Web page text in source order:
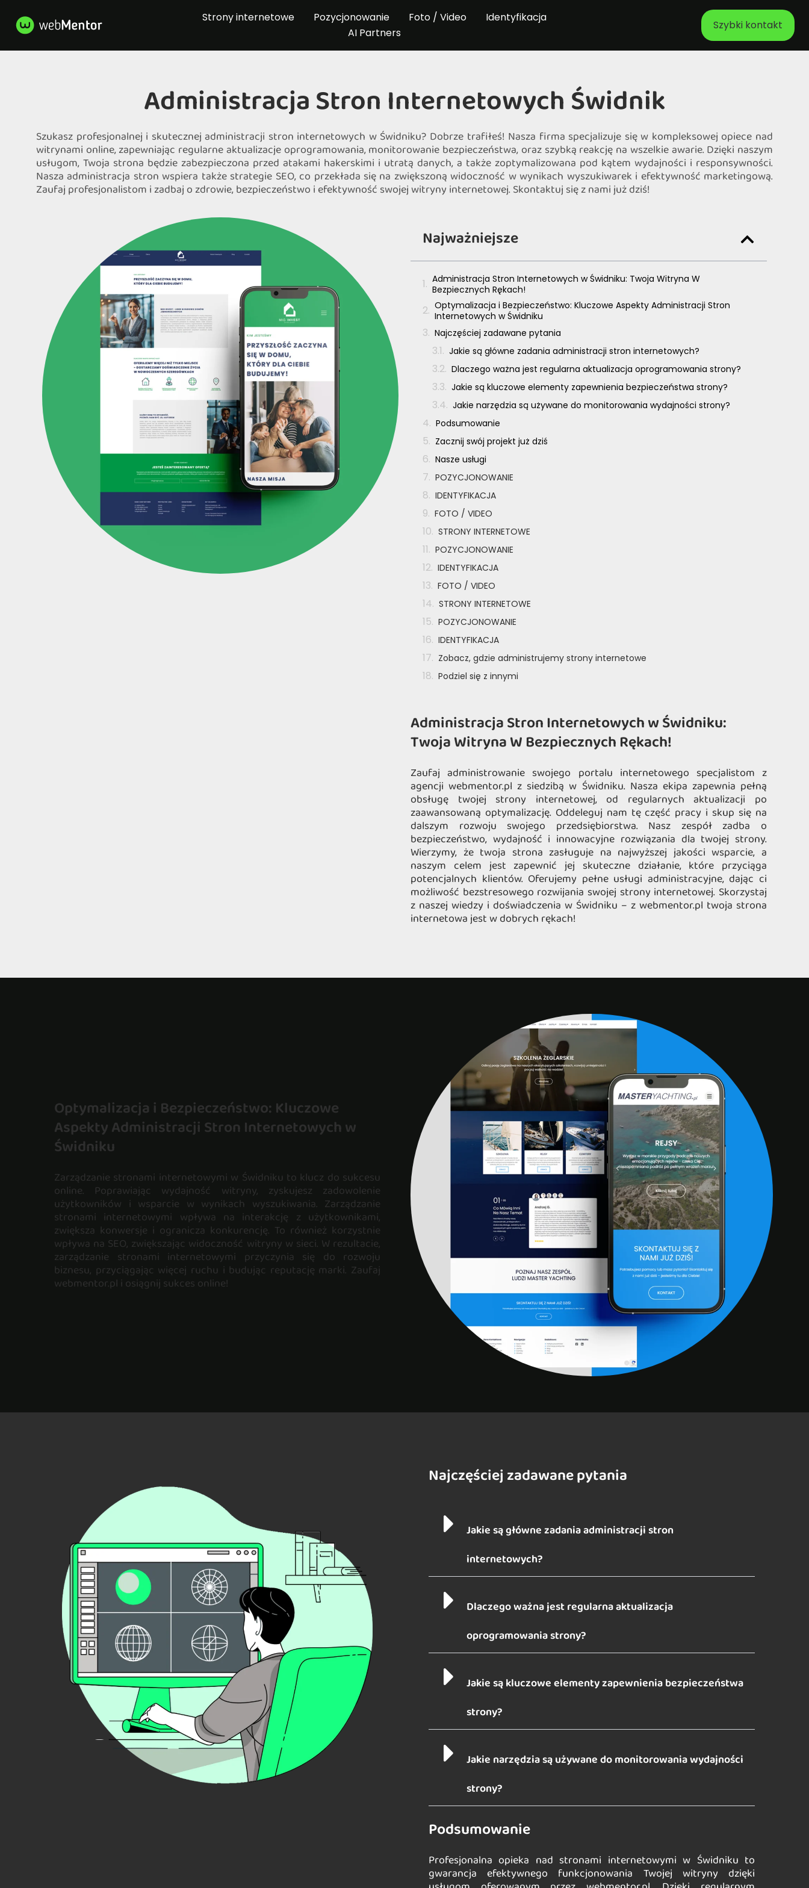
Strony internetowe Pozycjonowanie Foto / Video
Identyfikacja
AI Partners
Szybki kontakt
Administracja Stron Internetowych Świdnik
Szukasz profesjonalnej i skutecznej administracji stron internetowych w Świdniku? Dobrze trafiłeś! Nasza firma specjalizuje się w kompleksowej opiece nad
witrynami online, zapewniając regularne aktualizacje oprogramowania, monitorowanie bezpieczeństwa, oraz szybką reakcję na wszelkie awarie. Dzięki naszym
usługom, Twoja strona będzie zabezpieczona przed atakami hakerskimi i utratą danych, a także zoptymalizowana pod kątem wydajności i responsywności.
Nasza administracja stron wspiera także strategie SEO, co przekłada się na zwiększoną widoczność w wynikach wyszukiwarek i efektywność marketingową.
Zaufaj profesjonalistom i zadbaj o zdrowie, bezpieczeństwo i efektywność swojej witryny internetowej. Skontaktuj się z nami już dziś!
Najważniejsze
Administracja Stron Internetowych w Świdniku: Twoja Witryna W
Bezpiecznych Rękach!
Optymalizacja i Bezpieczeństwo: Kluczowe Aspekty Administracji Stron
Internetowych w Świdniku
Najczęściej zadawane pytania
Jakie są główne zadania administracji stron internetowych?
Dlaczego ważna jest regularna aktualizacja oprogramowania strony?
Jakie są kluczowe elementy zapewnienia bezpieczeństwa strony?
Jakie narzędzia są używane do monitorowania wydajności strony?
Podsumowanie
Zacznij swój projekt już dziś
Nasze usługi
POZYCJONOWANIE
IDENTYFIKACJA
FOTO / VIDEO
STRONY INTERNETOWE
POZYCJONOWANIE
IDENTYFIKACJA
FOTO / VIDEO
STRONY INTERNETOWE
POZYCJONOWANIE
IDENTYFIKACJA
Zobacz, gdzie administrujemy strony internetowe
Podziel się z innymi
Administracja Stron Internetowych w Świdniku:
Twoja Witryna W Bezpiecznych Rękach!
Zaufaj administrowanie swojego portalu internetowego specjalistom z
agencji webmentor.pl z siedzibą w Świdniku. Nasza ekipa zapewnia pełną
obsługę twojej strony internetowej, od regularnych aktualizacji po
zaawansowaną optymalizację. Oddeleguj nam tę część pracy i skup się na
dalszym rozwoju swojego przedsiębiorstwa. Nasz zespół zadba o
bezpieczeństwo, wydajność i innowacyjne rozwiązania dla twojej strony.
Wierzymy, że twoja strona zasługuje na najwyższej jakości wsparcie, a
naszym celem jest zapewnić jej skuteczne działanie, które przyciąga
potencjalnych klientów. Oferujemy pełne usługi administracyjne, dając ci
możliwość bezstresowego rozwijania swojej strony internetowej. Skorzystaj
z naszej wiedzy i doświadczenia w Świdniku – z webmentor.pl twoja strona
internetowa jest w dobrych rękach!
Optymalizacja i Bezpieczeństwo: Kluczowe
Aspekty Administracji Stron Internetowych w
Świdniku
Zarządzanie stronami internetowymi w Świdniku to klucz do sukcesu
online. Poprawiając wydajność witryny, zyskujesz zadowolenie
użytkowników i wsparcie w wynikach wyszukiwania. Zarządzanie
stronami internetowymi wpływa na interakcję z użytkownikami,
zwiększa konwersje i ogranicza konkurencję. To również korzystnie
wpływa na SEO, zwiększając widoczność witryny w sieci. W rezultacie,
zarządzanie stronami internetowymi przyczynia się do rozwoju
biznesu, przyciągając więcej ruchu i budując reputację marki. Zaufaj
webmentor.pl i osiągnij sukces online!
Najczęściej zadawane pytania
Jakie są główne zadania administracji stron
internetowych?
Dlaczego ważna jest regularna aktualizacja
oprogramowania strony?
Jakie są kluczowe elementy zapewnienia bezpieczeństwa
strony?
Jakie narzędzia są używane do monitorowania wydajności
strony?
Podsumowanie
Profesjonalna opieka nad stronami internetowymi w Świdniku to
gwarancja efektywnego funkcjonowania Twojej witryny dzięki